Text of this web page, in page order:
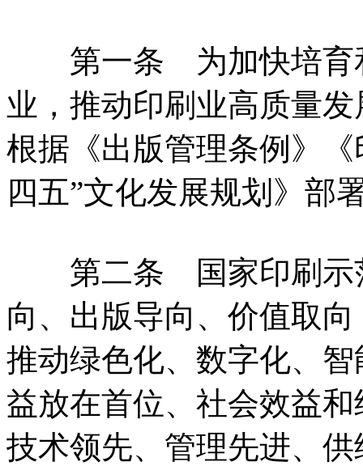
第一条 为加快培育和
业，推动印刷业高质量
根据《出版管理条例》
四五”文化发展规划》部
第二条 国家印刷示范
向、出版导向、价值取
推动绿色化、数字化、
益放在首位、社会效益
技术领先、管理先进、